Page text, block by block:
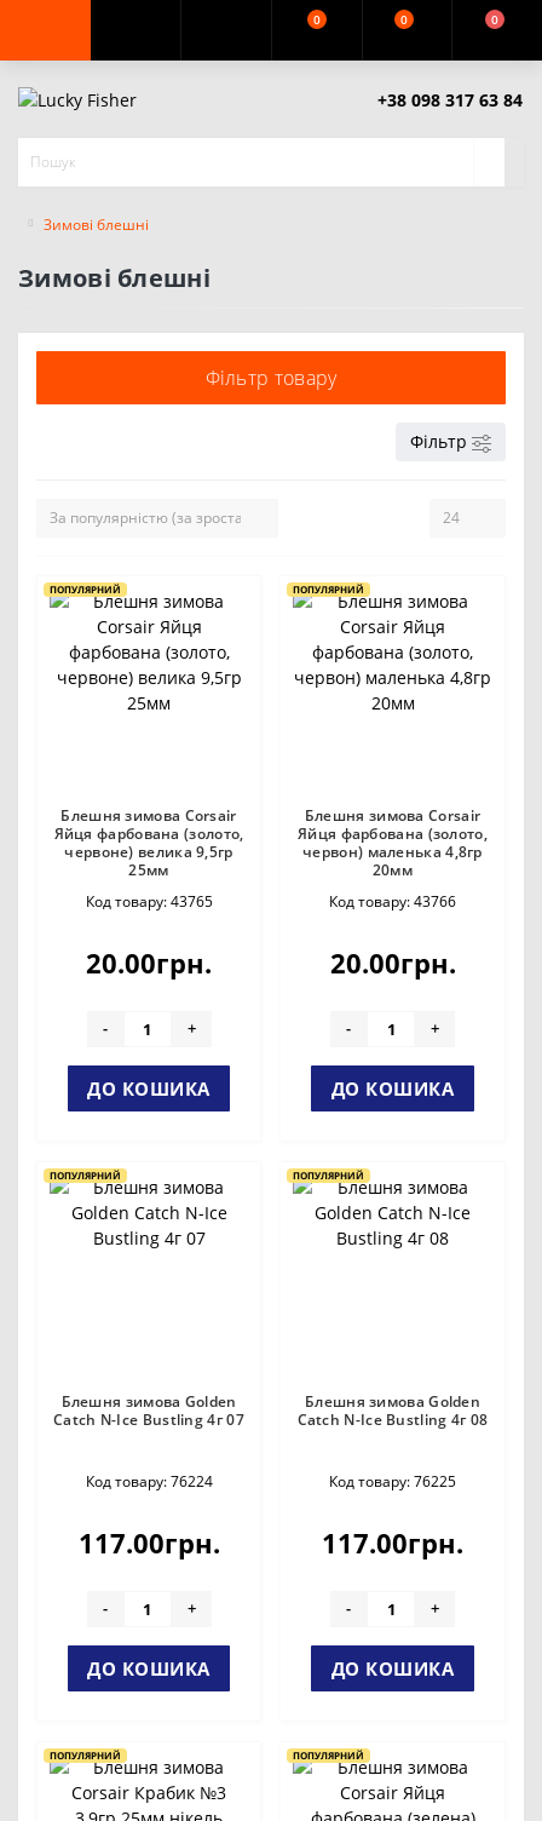
0 0 0
+38 098 317 63 84
Зимові блешні
Зимові блешні
Фільтр товару
Фільтр
ПОПУЛЯРНИЙ
Блешня зимова Corsair
Яйця фарбована (золото,
червоне) велика 9,5гр
25мм
Код товару: 43765
20.00грн.
- +
ДО КОШИКА
ПОПУЛЯРНИЙ
Блешня зимова Corsair
Яйця фарбована (золото,
червон) маленька 4,8гр
20мм
Код товару: 43766
20.00грн.
- +
ДО КОШИКА
ПОПУЛЯРНИЙ
Блешня зимова Golden
Catch N-Ice Bustling 4г 07
Код товару: 76224
117.00грн.
- +
ДО КОШИКА
ПОПУЛЯРНИЙ
Блешня зимова Golden
Catch N-Ice Bustling 4г 08
Код товару: 76225
117.00грн.
- +
ДО КОШИКА
ПОПУЛЯРНИЙ ПОПУЛЯРНИЙ